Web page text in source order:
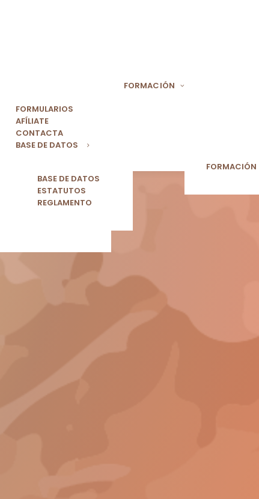
FORMULARIOS
AFÍLIATE
CONTACTA
BASE DE DATOS
BASE DE DATOS
ESTATUTOS
REGLAMENTO
FORMACIÓN
FORMACIÓN